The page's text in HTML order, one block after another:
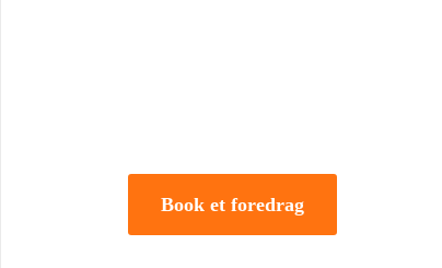
Book et foredrag